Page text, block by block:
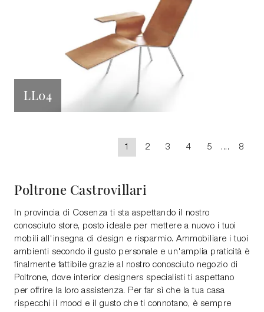
LL04
1 2 3 4 5 .... 8
Poltrone Castrovillari
In provincia di Cosenza ti sta aspettando il nostro
conosciuto store, posto ideale per mettere a nuovo i tuoi
mobili all'insegna di design e risparmio. Ammobiliare i tuoi
ambienti secondo il gusto personale e un'amplia praticità è
finalmente fattibile grazie al nostro conosciuto negozio di
Poltrone, dove interior designers specialisti ti aspettano
per offrire la loro assistenza. Per far sì che la tua casa
rispecchi il mood e il gusto che ti connotano, è sempre